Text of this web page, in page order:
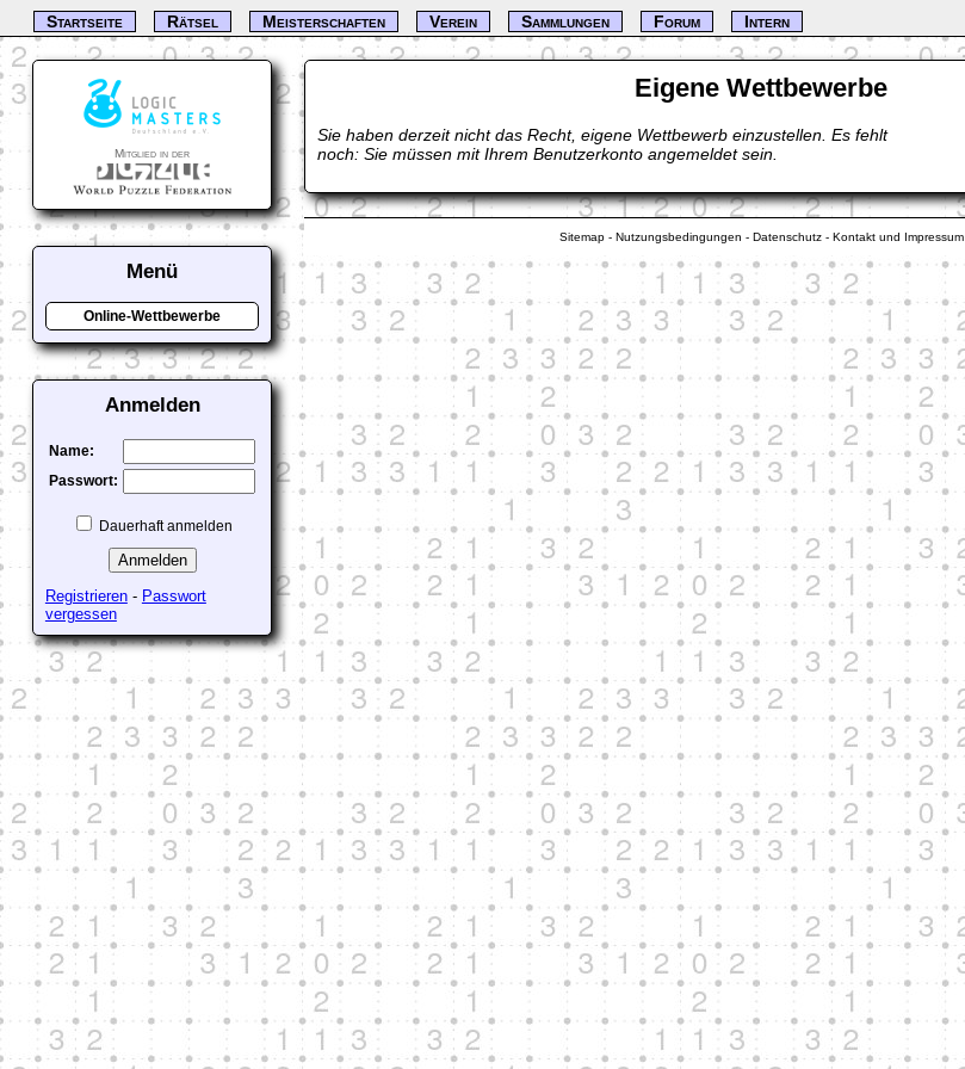
Eigene Wettbewerbe
Sie haben derzeit nicht das Recht, eigene Wettbewerb einzustellen. Es fehlt
noch: Sie müssen mit Ihrem Benutzerkonto angemeldet sein.
Startseite Rätsel Meisterschaften Verein Sammlungen Forum Intern
Mitglied in der
Menü
Online-Wettbewerbe
Anmelden
Name:
Passwort:
Dauerhaft anmelden
Registrieren- Passwort
vergessen
Sitemap- Nutzungsbedingungen - Datenschutz- Kontakt und Impressum